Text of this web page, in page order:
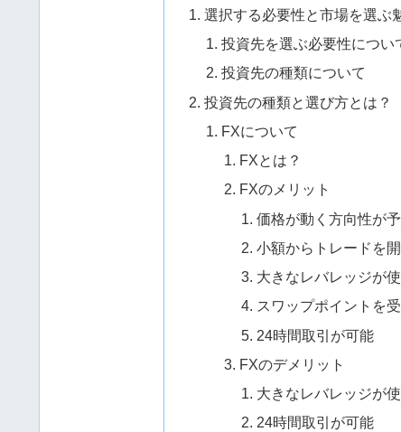
選択する必要性と市場を選ぶ
投資先を選ぶ必要性につい
投資先の種類について
投資先の種類と選び方とは？
FXについて
FXとは？
FXのメリット
価格が動く方向性が
小額からトレードを
大きなレバレッジが
スワップポイントを
24時間取引が可能
FXのデメリット
大きなレバレッジが
24時間取引が可能